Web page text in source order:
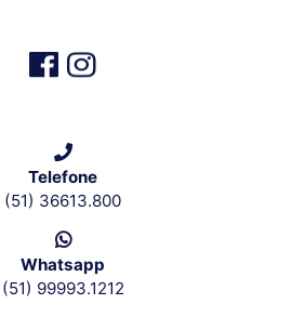
Telefone
(51) 36613.800
Whatsapp
(51) 99993.1212